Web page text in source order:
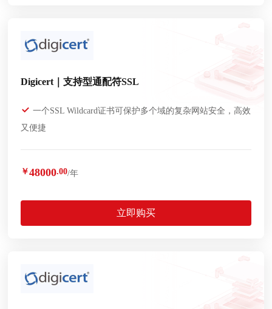
Digicert｜支持型通配符SSL
一个SSL Wildcard证书可保护多个域的复杂网站安全，高效
又便捷
￥48000.00/年
立即购买